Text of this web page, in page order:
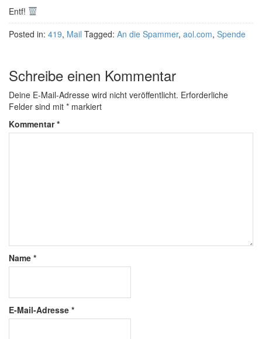
Entf!
Posted in: 419, Mail Tagged: An die Spammer, aol.com, Spende
Schreibe einen Kommentar
Deine E-Mail-Adresse wird nicht veröffentlicht. Erforderliche
Felder sind mit * markiert
Kommentar*
Name *
E-Mail-Adresse *